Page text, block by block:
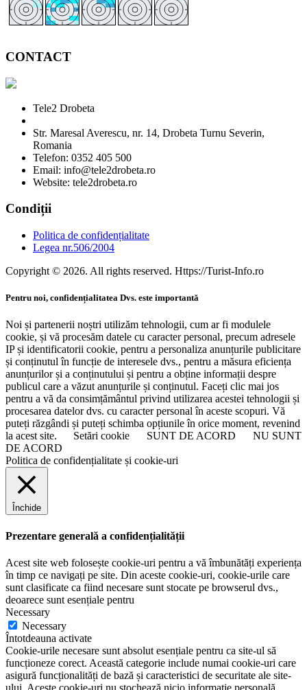
CONTACT
Tele2 Drobeta
Str. Maresal Averescu, nr. 14, Drobeta Turnu Severin,
Romania
Telefon: 0352 405 500
Email: info@tele2drobeta.ro
Website: tele2drobeta.ro
Condiții
Politica de confidențialitate
Legea nr.506/2004
Copyright © 2026. All rights reserved. Https://Turist-Info.ro
Pentru noi, confidențialitatea Dvs. este importantă
Noi și partenerii noștri utilizăm tehnologii, cum ar fi modulele
cookie, și vă procesăm datele cu caracter personal, precum adresele
IP și identificatorii cookie, pentru a personaliza anunțurile publicitare
și conținutul în funcție de interesele dvs., pentru a măsura eficiența
anunțurilor și a conținutului și pentru a obține informații despre
publicul care a văzut anunțurile și conținutul. Faceți clic mai jos
pentru a vă da consimțământul privind utilizarea acestei tehnologii și
procesarea datelor dvs. cu caracter personal în aceste scopuri. Vă
puteți răzgândi și puteți schimba opțiunile în orice moment, revenind
la acest site.
Setări cookie SUNT DE ACORD
NU SUNT
DE ACORD
Politica de confidențialitate și cookie-uri
Închide
Prezentare generală a confidențialității
Acest site web folosește cookie-uri pentru a vă îmbunătăți experiența
în timp ce navigați pe site. Din aceste cookie-uri, cookie-urile care
sunt clasificate ca fiind necesare sunt stocate pe browserul dvs.,
deoarece sunt esențiale pentru
Necessary
Necessary
Întotdeauna activate
Cookie-urile necesare sunt absolut esențiale pentru ca site-ul să
funcționeze corect. Această categorie include numai cookie-uri care
asigură funcționalități de bază și caracteristici de securitate ale site-
ului. Aceste cookie-uri nu stochează nicio informație personală.